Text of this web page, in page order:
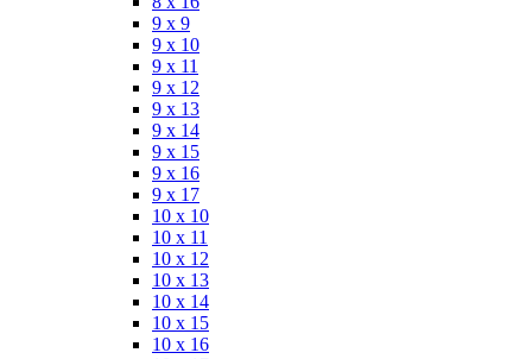
9 x 9
9 x 10
9 x 11
9 x 12
9 x 13
9 x 14
9 x 15
9 x 16
9 x 17
10 x 10
10 x 11
10 x 12
10 x 13
10 x 14
10 x 15
10 x 16